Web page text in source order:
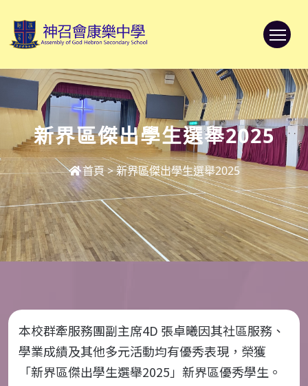
新界區傑出學生選舉2025
首頁>新界區傑出學生選舉2025
本校群牽服務團副主席4D 張卓曦因其社區服務、
學業成績及其他多元活動均有優秀表現，榮獲
「新界區傑出學生選舉2025 」新界區優秀學生。